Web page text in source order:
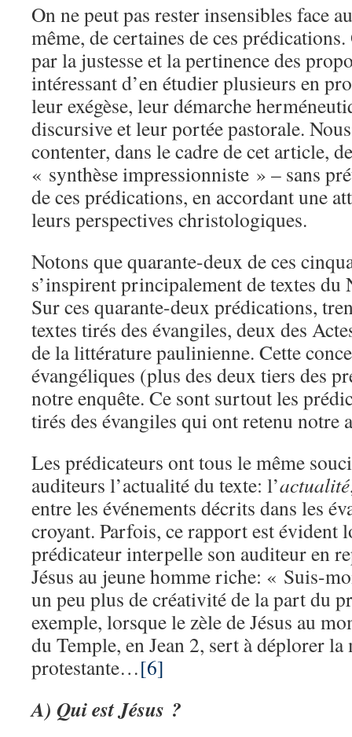
On ne peut pas rester insensibles face
même, de certaines de ces
par la justesse et la pertinence des
intéressant d’en étudier plusieurs en
leur exégèse, leur démarche
discursive et leur portée pastorale.
contenter, dans le cadre de cet article,
« synthèse impressionniste » – sans
de ces prédications, en accordant une
leurs perspectives christologiques.
Notons que quarante-deux de ces
s’inspirent principalement de textes du
Sur ces quarante-deux prédications,
textes tirés des évangiles, deux des
de la littérature paulinienne. Cette
évangéliques (plus des deux tiers des
notre enquête. Ce sont surtout les
tirés des évangiles qui ont retenu notre
Les prédicateurs ont tous le même
auditeurs l’actualité du texte: l’actualité
entre les événements décrits dans les
croyant. Parfois, ce rapport est évident
prédicateur interpelle son auditeur en
Jésus au jeune homme riche: « Suis-
un peu plus de créativité de la part du
exemple, lorsque le zèle de Jésus au
du Temple, en Jean 2, sert à déplorer
protestante…[6]
A) Qui est Jésus ?